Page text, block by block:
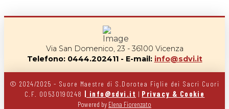
Via San Domenico, 23 - 36100 Vicenza
Telefono: 0444.202411 - E-mail: info@sdvi.it
© 2024/2025 - Suore Maestre di S.Dorotea Figlie dei Sacri Cuori
C.F. 00530190248
| info@sdvi.it | Privacy & Cookie
Powered by Elena Fiorenzato